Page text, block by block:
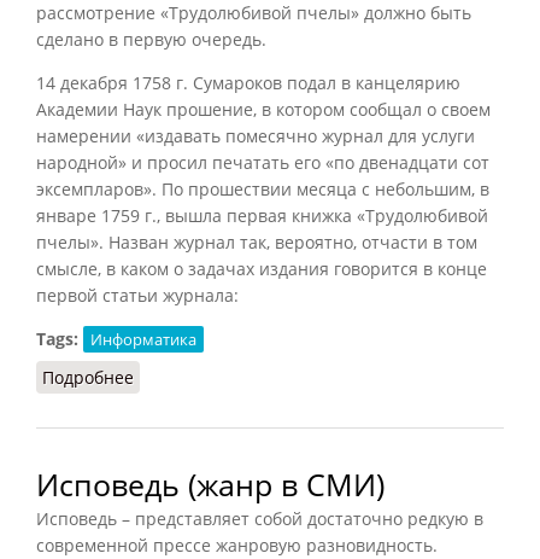
рассмотрение «Трудолюбивой пчелы» должно быть
сделано в первую очередь.
14 декабря 1758 г. Сумароков подал в канцелярию
Академии Наук прошение, в котором сообщал о своем
намерении «издавать помесячно журнал для услуги
народной» и просил печатать его «по двенадцати сот
эксемпларов». По прошествии месяца с небольшим, в
январе 1759 г., вышла первая книжка «Трудолюбивой
пчелы». Назван журнал так, вероятно, отчасти в том
смысле, в каком о задачах издания говорится в конце
первой статьи журнала:
Tags:
Информатика
Подробнее
Исповедь (жанр в СМИ)
Исповедь – представляет собой достаточно редкую в
современной прессе жанровую разновидность.